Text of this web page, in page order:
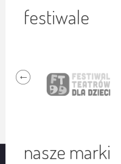
festiwale
nasze marki